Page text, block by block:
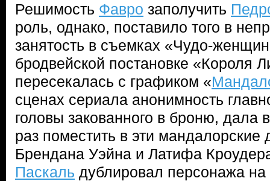
Решимость Фавро заполучить
роль, однако, поставило того в
занятость в съемках «Чудо-
бродвейской постановке «Короля
пересекалась с графиком «
сценах сериала анонимность
головы закованного в броню, дала
раз поместить в эти мандалорские
Брендана Уэйна и Латифа
Паскаль дублировал персонажа на